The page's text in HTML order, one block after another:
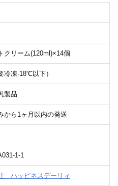
クリーム(120ml)×14個
冷凍-18℃以下）
製品
から1ヶ月以内の発送
1-1
ハッピネスデーリィ